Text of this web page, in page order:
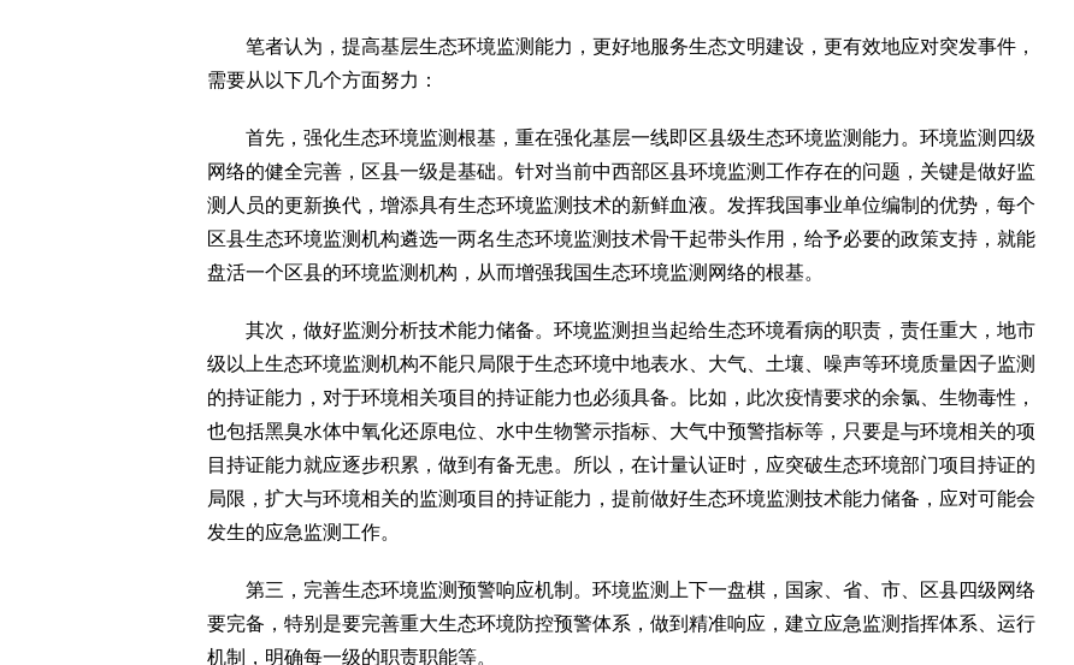
笔者认为，提高基层生态环境监测能力，更好地服务生态文明建设，更有效地应对突发事件，
需要从以下几个方面努力：
首先，强化生态环境监测根基，重在强化基层一线即区县级生态环境监测能力。环境监测四级
网络的健全完善，区县一级是基础。针对当前中西部区县环境监测工作存在的问题，关键是做好监
测人员的更新换代，增添具有生态环境监测技术的新鲜血液。发挥我国事业单位编制的优势，每个
区县生态环境监测机构遴选一两名生态环境监测技术骨干起带头作用，给予必要的政策支持，就能
盘活一个区县的环境监测机构，从而增强我国生态环境监测网络的根基。
其次，做好监测分析技术能力储备。环境监测担当起给生态环境看病的职责，责任重大，地市
级以上生态环境监测机构不能只局限于生态环境中地表水、大气、土壤、噪声等环境质量因子监测
的持证能力，对于环境相关项目的持证能力也必须具备。比如，此次疫情要求的余氯、生物毒性，
也包括黑臭水体中氧化还原电位、水中生物警示指标、大气中预警指标等，只要是与环境相关的项
目持证能力就应逐步积累，做到有备无患。所以，在计量认证时，应突破生态环境部门项目持证的
局限，扩大与环境相关的监测项目的持证能力，提前做好生态环境监测技术能力储备，应对可能会
发生的应急监测工作。
第三，完善生态环境监测预警响应机制。环境监测上下一盘棋，国家、省、市、区县四级网络
要完备，特别是要完善重大生态环境防控预警体系，做到精准响应，建立应急监测指挥体系、运行
机制，明确每一级的职责职能等。